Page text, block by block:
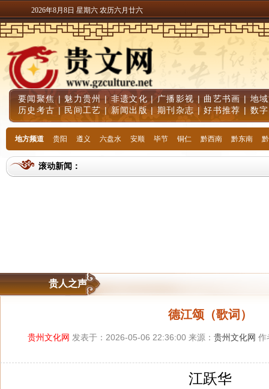
2026年8月8日 星期六 农历六月廿六
要闻聚焦| 魅力贵州|非遗文化 |广播影视 | 曲艺书画 | 地
历史考古 | 民间工艺 | 新闻出版|期刊杂志 |好书推荐 | 数
地方频道 贵阳 遵义 六盘水 安顺 毕节 铜仁 黔西南 黔东南
滚动新闻：
贵人之声
德江颂（歌词）
贵州文化网 发表于：2026-05-06 22:36:00 来源： 贵州文化网 作
江跃华